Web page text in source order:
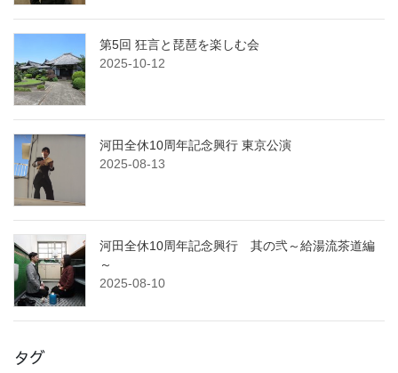
第5回 狂言と琵琶を楽しむ会
2025-10-12
河田全休10周年記念興行 東京公演
2025-08-13
河田全休10周年記念興行 其の弐～給湯流茶道編
～
2025-08-10
タグ